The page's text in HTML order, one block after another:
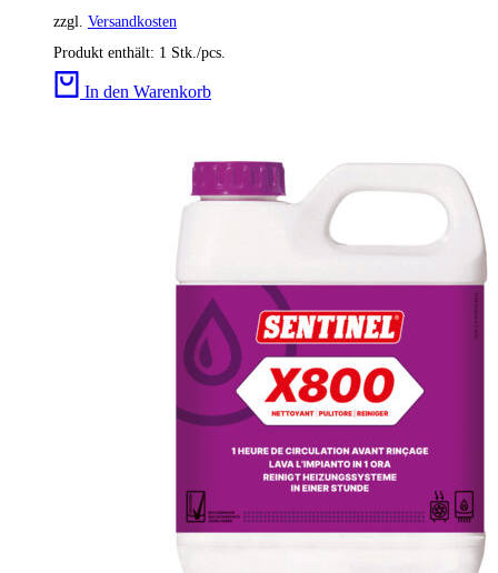
zzgl. Versandkosten
Produkt enthält: 1 Stk./pcs.
In den Warenkorb